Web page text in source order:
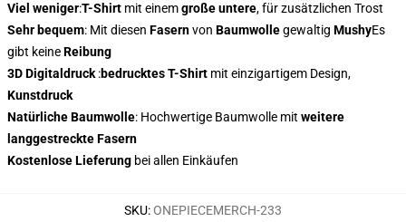
Viel weniger:T-Shirt mit einemgroße untere, für zusätzlichen Trost
Sehr bequem: Mit diesen Fasernvon Baumwollegewaltig MushyEs
gibt keineReibung
3D Digitaldruck :bedrucktes T-Shirt mit einzigartigem Design,
Kunstdruck
Natürliche Baumwolle: Hochwertige Baumwolle mit weitere
langgestreckte Fasern
Kostenlose Lieferung bei allen Einkäufen
SKU:ONEPIECEMERCH-233